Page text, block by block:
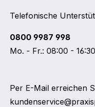
Telefonische
0800 9987 998
Mo. - Fr.: 08:00 -
Per E-Mail erreichen